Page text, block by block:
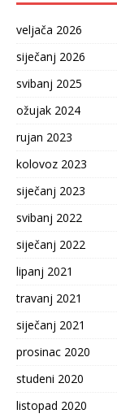
veljača 2026
siječanj 2026
svibanj 2025
ožujak 2024
rujan 2023
kolovoz 2023
siječanj 2023
svibanj 2022
siječanj 2022
lipanj 2021
travanj 2021
siječanj 2021
prosinac 2020
studeni 2020
listopad 2020